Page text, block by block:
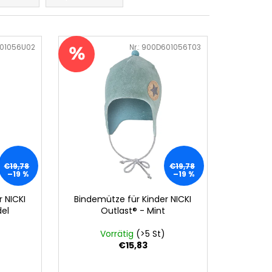
€19,78
–19 %
€19,78
–19 %
Bindemütze für Kinder NICKI
Outlast® - Mint
Vorrätig (>5 St)
€15,83
Art.-Nr.: 900D601056T03